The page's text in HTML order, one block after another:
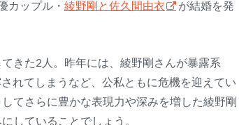
カップル・ 綾野剛と佐久間由衣
が結婚を発
きた2人。昨年には、綾野剛さんが暴露系
れてしまうなど、公私ともに危機を迎えてい
てさらに豊かな表現力や深みを増した綾野剛
していることでしょう。